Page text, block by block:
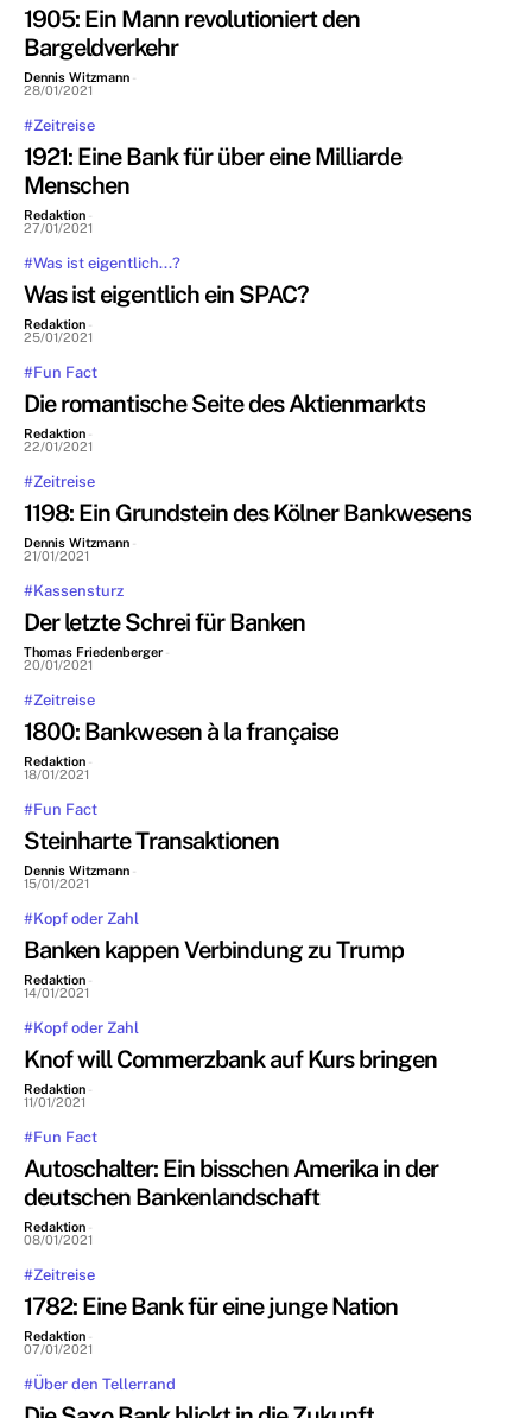
1905: Ein Mann revolutioniert den
Bargeldverkehr
Dennis Witzmann -
28/01/2021
#Zeitreise
1921: Eine Bank für über eine Milliarde
Menschen
Redaktion -
27/01/2021
#Was ist eigentlich...?
Was ist eigentlich ein SPAC?
Redaktion -
25/01/2021
#Fun Fact
Die romantische Seite des Aktienmarkts
Redaktion -
22/01/2021
#Zeitreise
1198: Ein Grundstein des Kölner Bankwesens
Dennis Witzmann -
21/01/2021
#Kassensturz
Der letzte Schrei für Banken
Thomas Friedenberger -
20/01/2021
#Zeitreise
1800: Bankwesen à la française
Redaktion -
18/01/2021
#Fun Fact
Steinharte Transaktionen
Dennis Witzmann -
15/01/2021
#Kopf oder Zahl
Banken kappen Verbindung zu Trump
Redaktion -
14/01/2021
#Kopf oder Zahl
Knof will Commerzbank auf Kurs bringen
Redaktion -
11/01/2021
#Fun Fact
Autoschalter: Ein bisschen Amerika in der
deutschen Bankenlandschaft
Redaktion -
08/01/2021
#Zeitreise
1782: Eine Bank für eine junge Nation
Redaktion -
07/01/2021
#Über den Tellerrand